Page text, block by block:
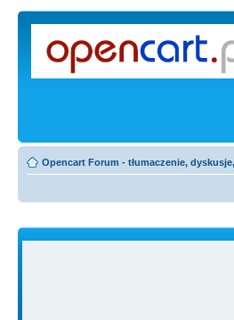
Opencart Forum - tłumaczenie,